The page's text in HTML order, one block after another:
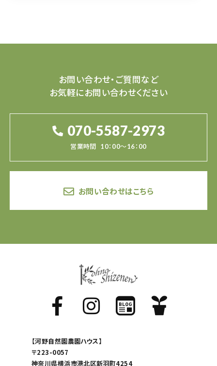
お問い合わせ・ご質問など
お気軽にお問い合わせください
070-5587-2973
営業時間 10：00～16：00
お問い合わせはこちら
【河野自然園農園ハウス】
〒223-0057
神奈川県横浜市港北区新羽町4254